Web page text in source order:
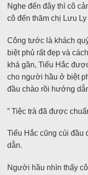
Nghe đến đây thì cô
cô đến thăm chị Lưu
Công tước là khách
biệt phủ rất đẹp và
khá gần, Tiểu Hắc
cho người hầu ở biệt
đầu chào rồi hướng
” Tiệc trà đã được
Tiểu Hắc cũng cúi đầu
dẫn.
Người hầu nhìn thấy